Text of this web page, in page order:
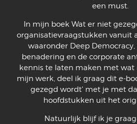
een must.
In mijn boek Wat er niet
organisatievraagstukken vanuit
waaronder Deep
benadering en de corporate
kennis te laten maken met
mijn werk, deel ik graag dit e-
gezegd wordt' met je met
hoofdstukken uit het
Natuurlijk blijf ik je